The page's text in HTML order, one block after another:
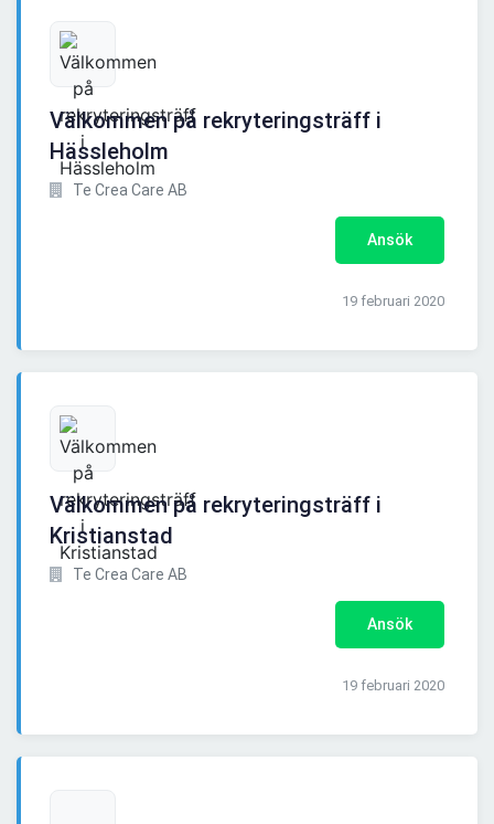
Välkommen på rekryteringsträff i
Hässleholm
Te Crea Care AB
Ansök
19 februari 2020
Välkommen på rekryteringsträff i
Kristianstad
Te Crea Care AB
Ansök
19 februari 2020